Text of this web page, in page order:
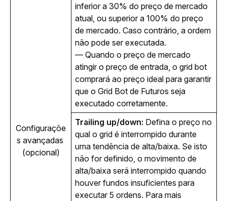
Configuraçõe
s avançadas
(opcional)
inferior a 30% do preço de mercado
atual, ou superior a 100% do preço
de mercado. Caso contrário, a ordem
não pode ser executada.
— Quando o preço de mercado
atingir o preço de entrada, o grid bot
comprará ao preço ideal para garantir
que o Grid Bot de Futuros seja
executado corretamente.
Trailing up/down: Defina o preço no
qual o grid é interrompido durante
uma tendência de alta/baixa. Se isto
não for definido, o movimento de
alta/baixa será interrompido quando
houver fundos insuficientes para
executar 5 ordens. Para mais